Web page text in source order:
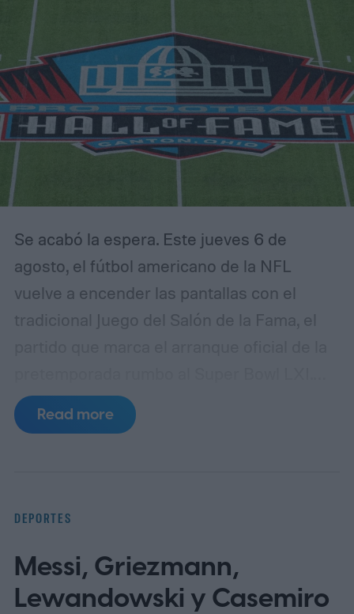
la propuesta situaba a la operación en
torno a 1.350 millones de libras esterlinas
por una participación minoritaria, cifra que
colocaba la valoración total del Liverpool en
no menos de 6.000 millones de dólares.
Se acabó la espera. Este jueves 6 de
agosto, el fútbol americano de la NFL
vuelve a encender las pantallas con el
tradicional Juego del Salón de la Fama, el
Los protagonistas serán Carolina
Panthers y Arizona Cardinals, dos
Read more
DEPORTES
Messi, Griezmann,
Lewandowski y Casemiro